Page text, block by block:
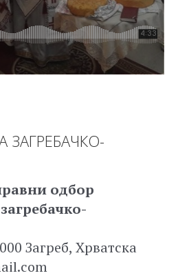
ЗАГРЕБАЧКО-
одбор
Загреб, Хрватска